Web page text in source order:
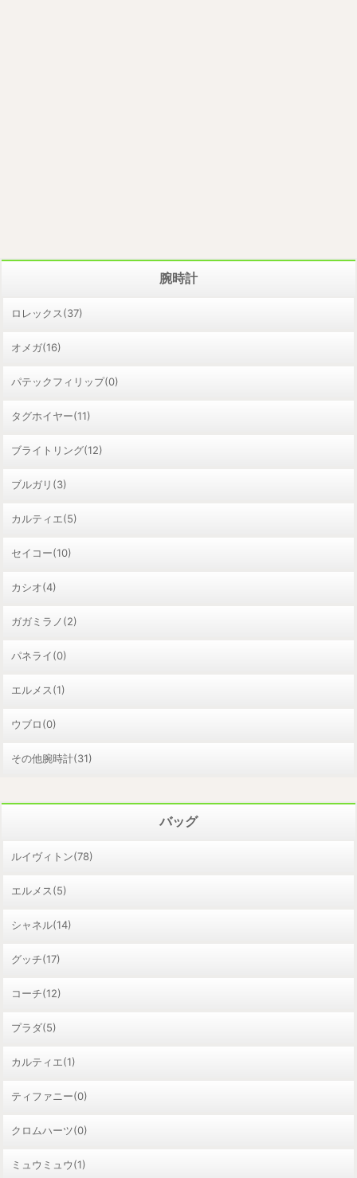
腕時計
ロレックス(37)
オメガ(16)
パテックフィリップ(0)
タグホイヤー(11)
ブライトリング(12)
ブルガリ(3)
カルティエ(5)
セイコー(10)
カシオ(4)
ガガミラノ(2)
パネライ(0)
エルメス(1)
ウブロ(0)
その他腕時計(31)
バッグ
ルイヴィトン(78)
エルメス(5)
シャネル(14)
グッチ(17)
コーチ(12)
プラダ(5)
カルティエ(1)
ティファニー(0)
クロムハーツ(0)
ミュウミュウ(1)